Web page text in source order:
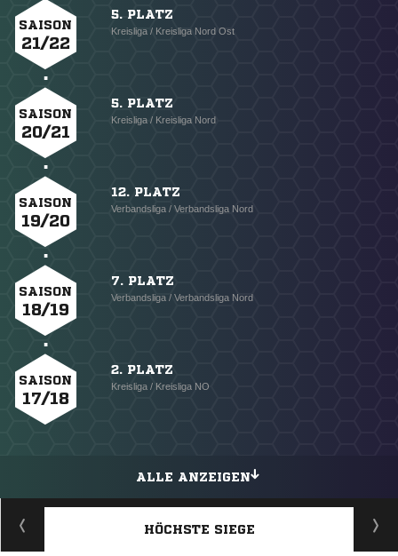
SAISON
21/22
5. PLATZ
Kreisliga / Kreisliga Nord Ost
SAISON
20/21
5. PLATZ
Kreisliga / Kreisliga Nord
SAISON
19/20
12. PLATZ
Verbandsliga / Verbandsliga Nord
SAISON
18/19
7. PLATZ
Verbandsliga / Verbandsliga Nord
SAISON
17/18
2. PLATZ
Kreisliga / Kreisliga NO
ALLE ANZEIGEN
HÖCHSTE SIEGE